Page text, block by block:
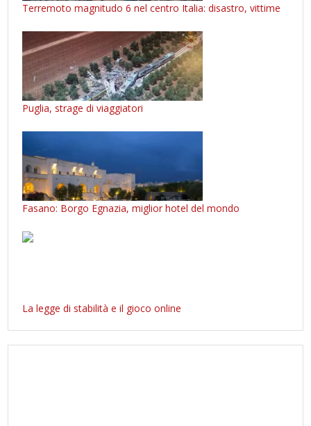
Terremoto magnitudo 6 nel centro Italia: disastro, vittime
Puglia, strage di viaggiatori
Fasano: Borgo Egnazia, miglior hotel del mondo
La legge di stabilità e il gioco online